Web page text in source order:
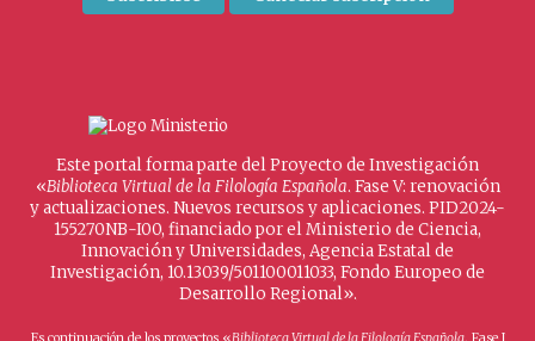
Este portal forma parte del Proyecto de Investigación
«Biblioteca Virtual de la Filología Española. Fase V: renovación
y actualizaciones. Nuevos recursos y aplicaciones. PID2024-
155270NB-I00, financiado por el Ministerio de Ciencia,
Innovación y Universidades, Agencia Estatal de
Investigación, 10.13039/501100011033, Fondo Europeo de
Desarrollo Regional».